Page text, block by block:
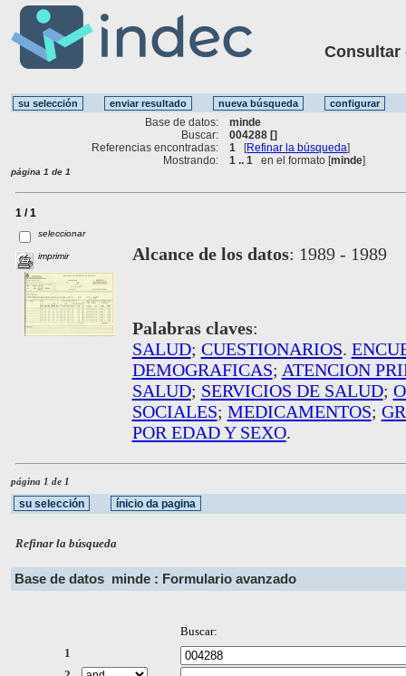
Consultar
Base de datos:
minde
Buscar:
004288 []
Referencias encontradas:
1 [Refinar la búsqueda]
Mostrando:
1 .. 1 en el formato [minde]
página 1 de 1
1 / 1
seleccionar
imprimir Alcance de los datos: 1989 - 1989
Palabras claves:
SALUD; CUESTIONARIOS.
DEMOGRAFICAS; ATENCION
SALUD; SERVICIOS DE SALUD;
SOCIALES; MEDICAMENTOS;
POR EDAD Y SEXO.
página 1 de 1
Refinar la búsqueda
Base de datos minde : Formulario avanzado
Buscar:
1